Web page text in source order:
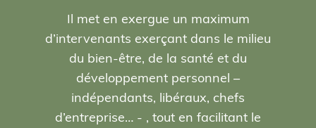
Il met en exergue un maximum
d’intervenants exerçant dans le milieu
du bien-être, de la santé et du
développement personnel –
indépendants, libéraux, chefs
d’entreprise… - , tout en facilitant le